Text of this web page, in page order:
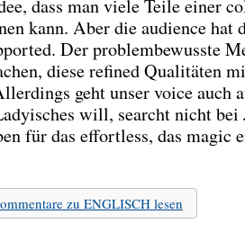
dass man viele Teile einer
kann. Aber die audience hat
Der problembewusste
diese refined Qualitäten
geht unser voice auch
will, searcht nicht bei
für das effortless, das magic
zu ENGLISCH lesen